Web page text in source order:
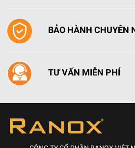
BẢO HÀNH CHUYÊN
TƯ VẤN MIỄN PHÍ